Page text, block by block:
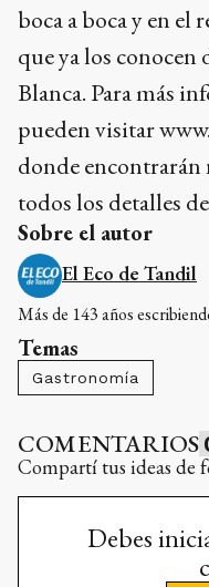
boca a boca y en el
que ya los
Blanca. Para más
pueden visitar
donde encontrarán
todos los detalles
Sobre el autor
El Eco de Tandil
Más de 143 años
Temas
Gastronomía
COMENTARIOS
Compartí tus ideas de
Debes